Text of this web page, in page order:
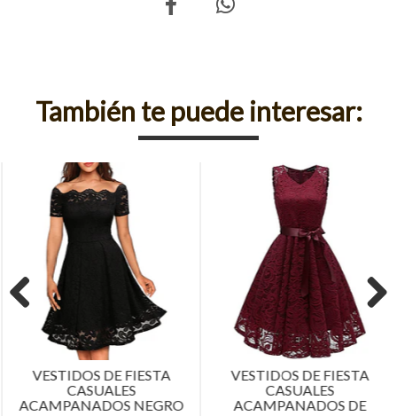
También te puede interesar:
VESTIDOS DE FIESTA
CASUALES
ACAMPANADOS NEGRO
VESTIDOS DE FIESTA
CASUALES
ACAMPANADOS DE
Previous Next